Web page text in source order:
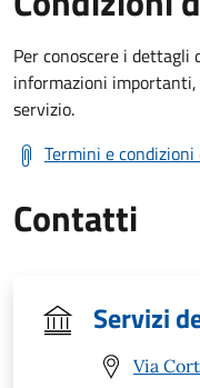
Per conoscere i dettagli
informazioni
servizio.
Termini e
Contatti
Servizi
Via